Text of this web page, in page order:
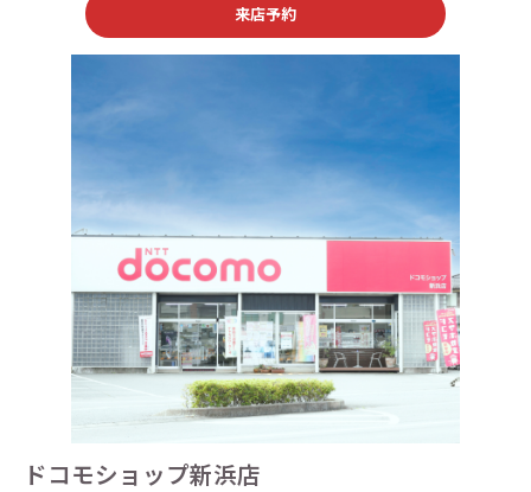
来店予約
ドコモショップ新浜店